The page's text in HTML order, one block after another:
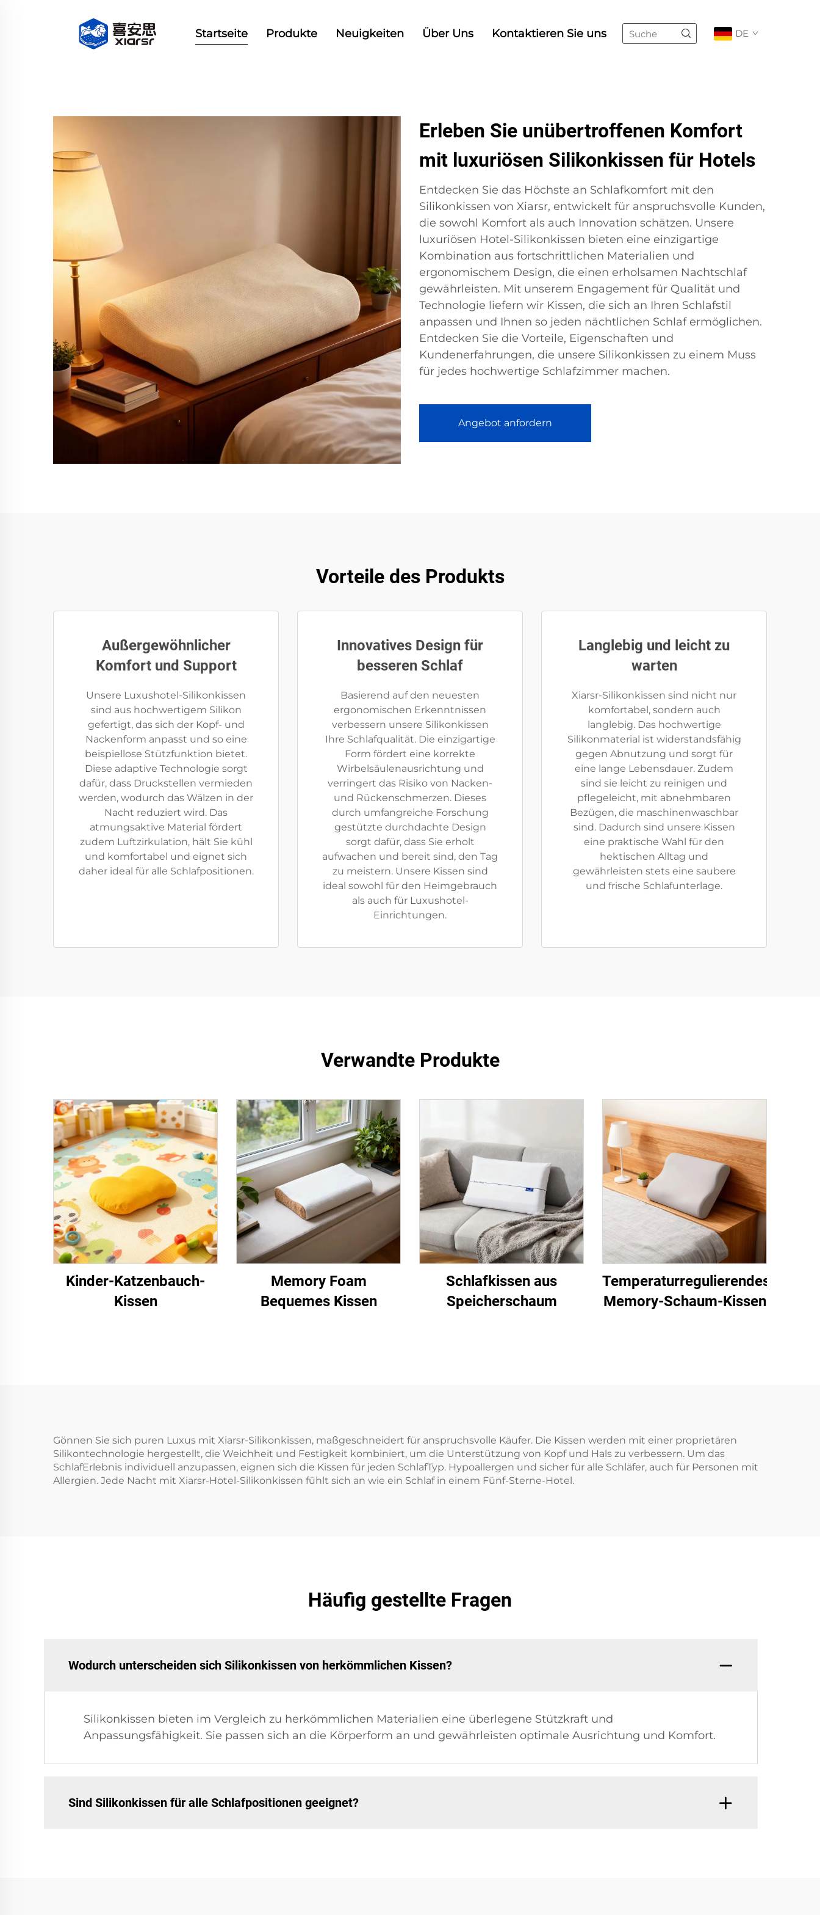
Startseite Produkte Neuigkeiten Über Uns Kontaktieren Sie uns DE
Erleben Sie unübertroffenen Komfort
mit luxuriösen Silikonkissen für Hotels
Entdecken Sie das Höchste an Schlafkomfort mit den
Silikonkissen von Xiarsr, entwickelt für anspruchsvolle Kunden,
die sowohl Komfort als auch Innovation schätzen. Unsere
luxuriösen Hotel-Silikonkissen bieten eine einzigartige
Kombination aus fortschrittlichen Materialien und
ergonomischem Design, die einen erholsamen Nachtschlaf
gewährleisten. Mit unserem Engagement für Qualität und
Technologie liefern wir Kissen, die sich an Ihren Schlafstil
anpassen und Ihnen so jeden nächtlichen Schlaf ermöglichen.
Entdecken Sie die Vorteile, Eigenschaften und
Kundenerfahrungen, die unsere Silikonkissen zu einem Muss
für jedes hochwertige Schlafzimmer machen.
Angebot anfordern
Vorteile des Produkts
Außergewöhnlicher
Komfort und Support
Unsere Luxushotel-Silikonkissen
sind aus hochwertigem Silikon
gefertigt, das sich der Kopf- und
Nackenform anpasst und so eine
beispiellose Stützfunktion bietet.
Diese adaptive Technologie sorgt
dafür, dass Druckstellen vermieden
werden, wodurch das Wälzen in der
Nacht reduziert wird. Das
atmungsaktive Material fördert
zudem Luftzirkulation, hält Sie kühl
und komfortabel und eignet sich
daher ideal für alle Schlafpositionen.
Innovatives Design für
besseren Schlaf
Basierend auf den neuesten
ergonomischen Erkenntnissen
verbessern unsere Silikonkissen
Ihre Schlafqualität. Die einzigartige
Form fördert eine korrekte
Wirbelsäulenausrichtung und
verringert das Risiko von Nacken-
und Rückenschmerzen. Dieses
durch umfangreiche Forschung
gestützte durchdachte Design
sorgt dafür, dass Sie erholt
aufwachen und bereit sind, den Tag
zu meistern. Unsere Kissen sind
ideal sowohl für den Heimgebrauch
als auch für Luxushotel-
Einrichtungen.
Langlebig und leicht zu
warten
Xiarsr-Silikonkissen sind nicht nur
komfortabel, sondern auch
langlebig. Das hochwertige
Silikonmaterial ist widerstandsfähig
gegen Abnutzung und sorgt für
eine lange Lebensdauer. Zudem
sind sie leicht zu reinigen und
pflegeleicht, mit abnehmbaren
Bezügen, die maschinenwaschbar
sind. Dadurch sind unsere Kissen
eine praktische Wahl für den
hektischen Alltag und
gewährleisten stets eine saubere
und frische Schlafunterlage.
Verwandte Produkte
Kinder-Katzenbauch-
Kissen
Memory Foam
Bequemes Kissen
Schlafkissen aus
Speicherschaum
Temperaturregulierendes
Memory-Schaum-Kissen
Gönnen Sie sich puren Luxus mit Xiarsr-Silikonkissen, maßgeschneidert für anspruchsvolle Käufer. Die Kissen werden mit einer proprietären
Silikontechnologie hergestellt, die Weichheit und Festigkeit kombiniert, um die Unterstützung von Kopf und Hals zu verbessern. Um das
SchlafErlebnis individuell anzupassen, eignen sich die Kissen für jeden SchlafTyp. Hypoallergen und sicher für alle Schläfer, auch für Personen mit
Allergien. Jede Nacht mit Xiarsr-Hotel-Silikonkissen fühlt sich an wie ein Schlaf in einem Fünf-Sterne-Hotel.
Häufig gestellte Fragen
Wodurch unterscheiden sich Silikonkissen von herkömmlichen Kissen?
Silikonkissen bieten im Vergleich zu herkömmlichen Materialien eine überlegene Stützkraft und
Anpassungsfähigkeit. Sie passen sich an die Körperform an und gewährleisten optimale Ausrichtung und Komfort.
Sind Silikonkissen für alle Schlafpositionen geeignet?